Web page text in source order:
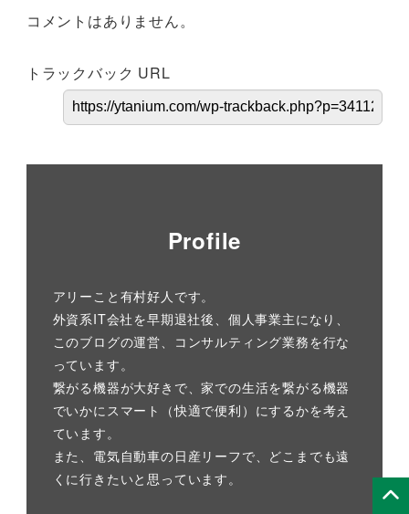
コメントはありません。
トラックバック URL
Profile
アリーこと有村好人です。
外資系IT会社を早期退社後、個人事業主になり、
このブログの運営、コンサルティング業務を行な
っています。
繋がる機器が大好きで、家での生活を繋がる機器
でいかにスマート（快適で便利）にするかを考え
ています。
また、電気自動車の日産リーフで、どこまでも遠
くに行きたいと思っています。